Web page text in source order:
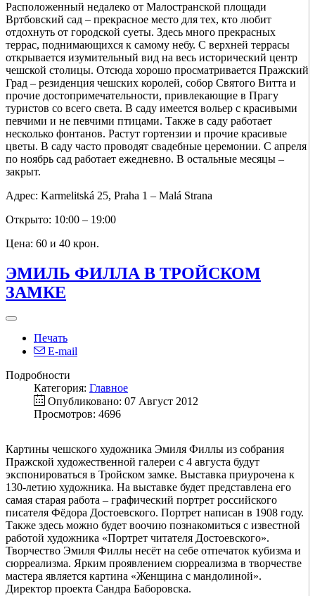
Расположенный недалеко от Малостранской площади
Вртбовский сад – прекрасное место для тех, кто любит
отдохнуть от городской суеты. Здесь много прекрасных
террас, поднимающихся к самому небу. С верхней террасы
открывается изумительный вид на весь исторический центр
чешской столицы. Отсюда хорошо просматривается Пражский
Град – резиденция чешских королей, собор Святого Витта и
прочие достопримечательности, привлекающие в Прагу
туристов со всего света. В саду имеется вольер с красивыми
певчими и не певчими птицами. Также в саду работает
несколько фонтанов. Растут гортензии и прочие красивые
цветы. В саду часто проводят свадебные церемонии. С апреля
по ноябрь сад работает ежедневно. В остальные месяцы –
закрыт.
Адрес: Karmelitská 25, Praha 1 – Malá Strana
Открыто: 10:00 – 19:00
Цена: 60 и 40 крон.
ЭМИЛЬ ФИЛЛА В ТРОЙСКОМ
ЗАМКЕ
Печать
E-mail
Подробности
Категория: Главное
Опубликовано: 07 Август 2012
Просмотров: 4696
Картины чешского художника Эмиля Филлы из собрания
Пражской художественной галереи с 4 августа будут
экспонироваться в Тройском замке. Выставка приурочена к
130-летию художника. На выставке будет представлена его
самая старая работа – графический портрет российского
писателя Фёдора Достоевского. Портрет написан в 1908 году.
Также здесь можно будет воочию познакомиться с известной
работой художника «Портрет читателя Достоевского».
Творчество Эмиля Филлы несёт на себе отпечаток кубизма и
сюрреализма. Ярким проявлением сюрреализма в творчестве
мастера является картина «Женщина с мандолиной».
Директор проекта Сандра Баборовска.